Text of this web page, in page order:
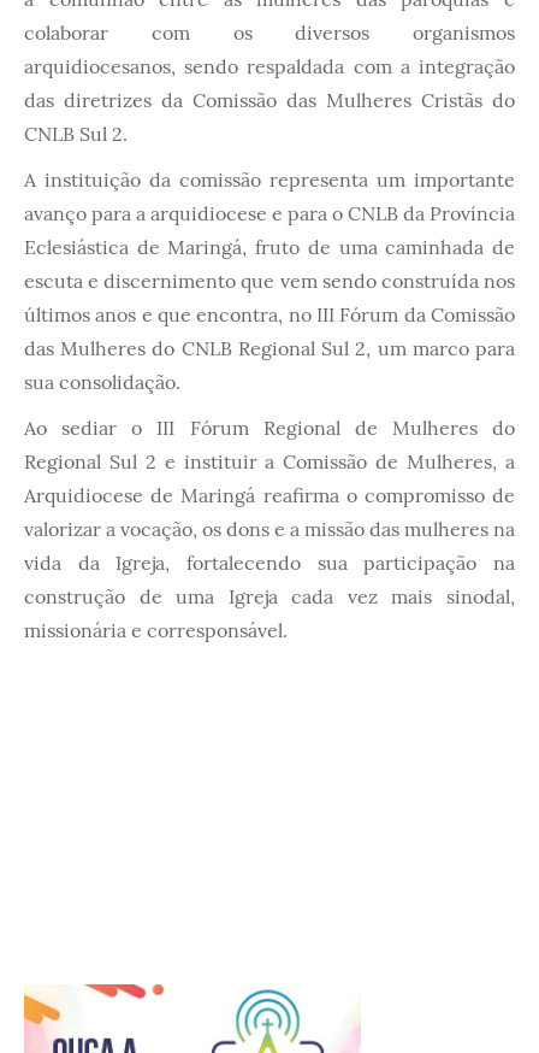
colaborar com os diversos organismos
arquidiocesanos, sendo respaldada com a integração
das diretrizes da Comissão das Mulheres Cristãs do
CNLB Sul 2.
A instituição da comissão representa um importante
avanço para a arquidiocese e para o CNLB da Província
Eclesiástica de Maringá, fruto de uma caminhada de
escuta e discernimento que vem sendo construída nos
últimos anos e que encontra, no III Fórum da Comissão
das Mulheres do CNLB Regional Sul 2, um marco para
sua consolidação.
Ao sediar o III Fórum Regional de Mulheres do
Regional Sul 2 e instituir a Comissão de Mulheres, a
Arquidiocese de Maringá reafirma o compromisso de
valorizar a vocação, os dons e a missão das mulheres na
vida da Igreja, fortalecendo sua participação na
construção de uma Igreja cada vez mais sinodal,
missionária e corresponsável.